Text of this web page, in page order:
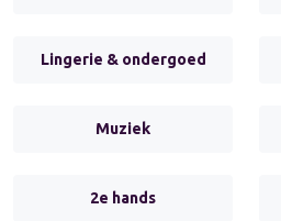
Lingerie & ondergoed
Muziek
2e hands